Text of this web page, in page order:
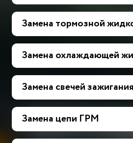
Замена тормозной
Замена охлаждающей
Замена свечей зажигания
Замена цепи ГРМ